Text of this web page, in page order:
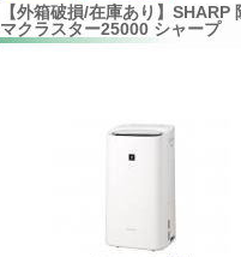
【外箱破損/在庫あり】
マクラスター25000 シャープ